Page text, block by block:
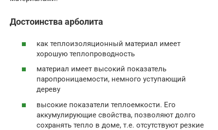
Достоинства арболита
как теплоизоляционный материал имеет
хорошую теплопроводность
материал имеет высокий показатель
паропроницаемости, немного уступающий
дереву
высокие показатели теплоемкости. Его
аккумулирующие свойства, позволяют долго
сохранять тепло в доме, т.е. отсутствуют резкие